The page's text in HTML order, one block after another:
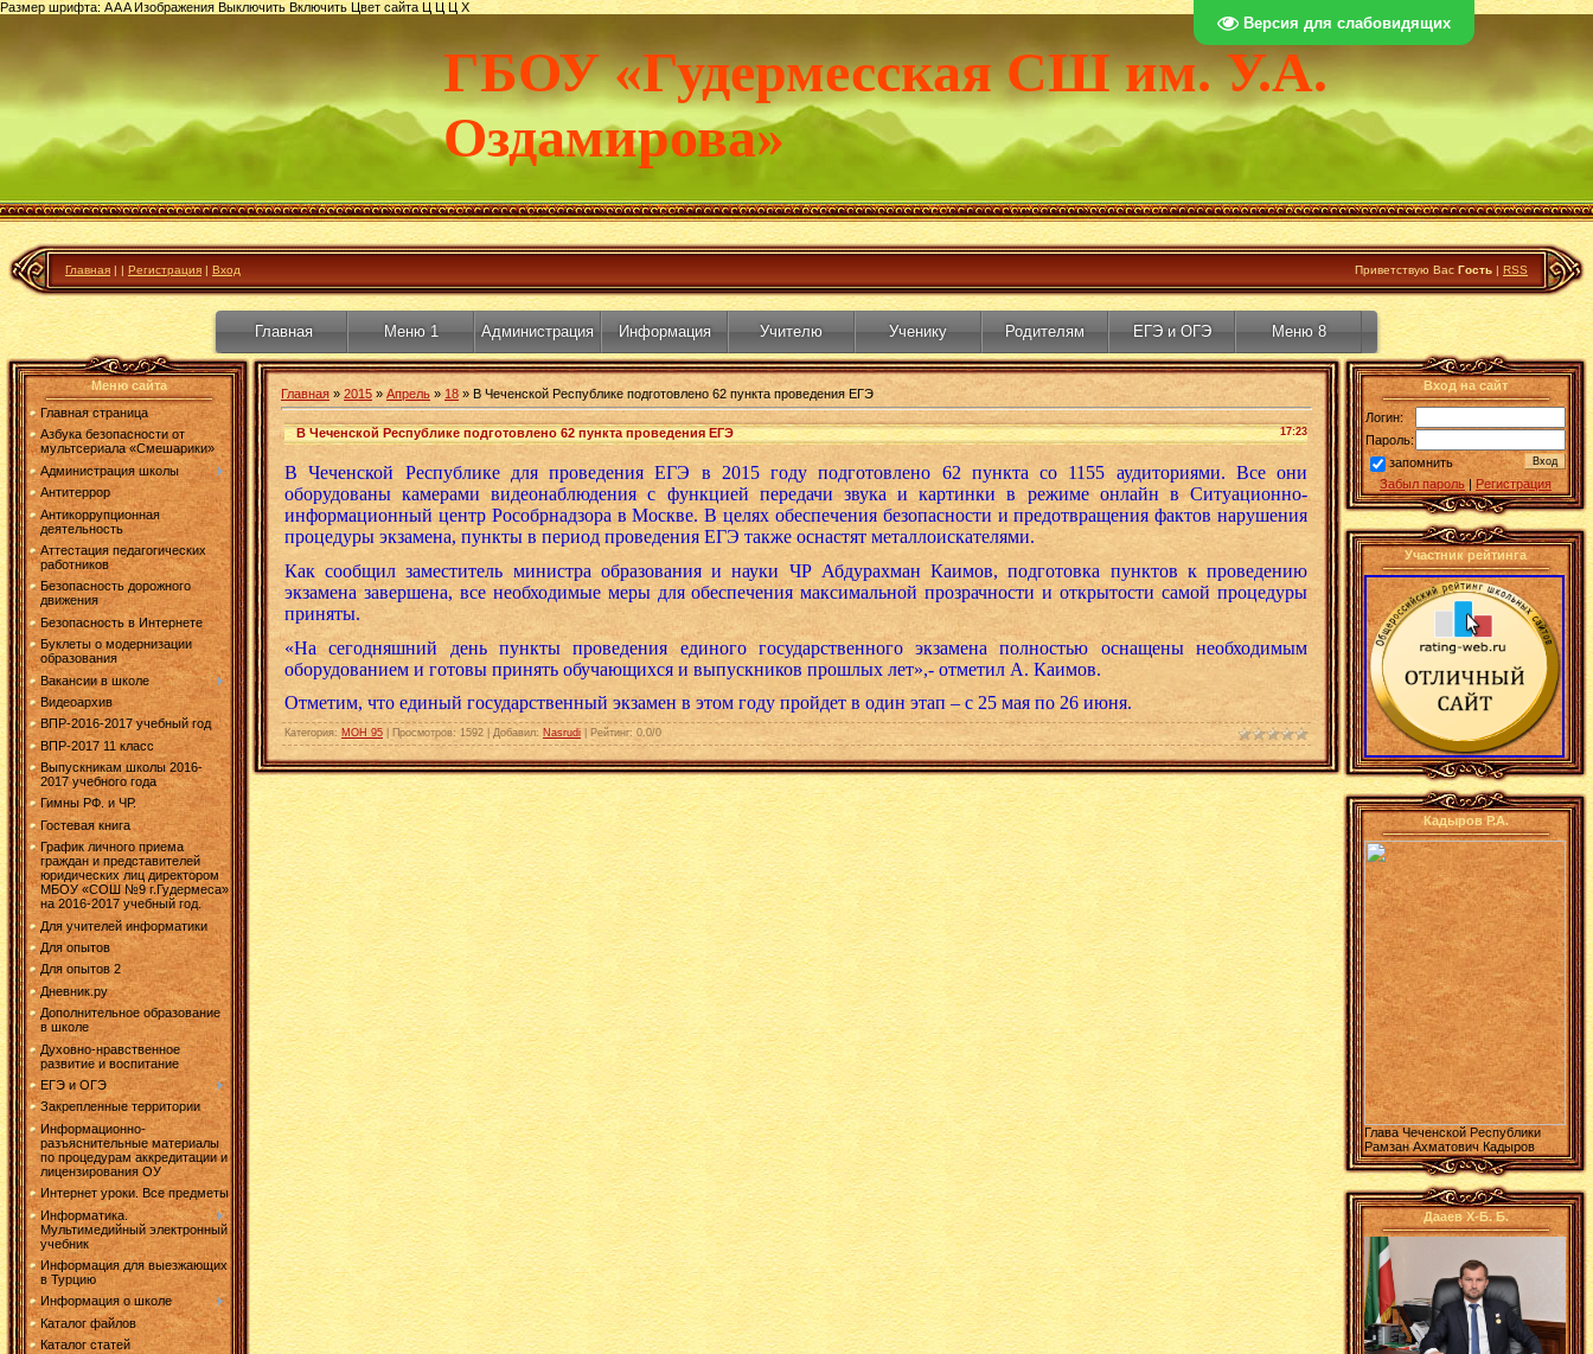
Версия для слабовидящих
Размер шрифта:AAAИзображения Выключить ВключитьЦвет сайта Ц Ц Ц Х
ГБОУ «Гудермесская СШ им. У.А.
Оздамирова»
Главная | | Регистрация | Вход Приветствую Вас Гость | RSS
Главная Меню 1 Администрация Информация Учителю Ученику Родителям ЕГЭ и ОГЭ Меню 8
Меню сайта
Главная страница
Азбука безопасности от
мультсериала «Смешарики»
Администрация школы
Антитеррор
Антикоррупционная
деятельность
Аттестация педагогических
работников
Безопасность дорожного
движения
Безопасность в Интернете
Буклеты о модернизации
образования
Вакансии в школе
Видеоархив
ВПР-2016-2017 учебный год
ВПР-2017 11 класс
Выпускникам школы 2016-
2017 учебного года
Гимны РФ. и ЧР.
Гостевая книга
График личного приема
граждан и представителей
юридических лиц директором
МБОУ «СОШ №9 г.Гудермеса»
на 2016-2017 учебный год.
Для учителей информатики
Для опытов
Для опытов 2
Дневник.ру
Дополнительное образование
в школе
Духовно-нравственное
развитие и воспитание
ЕГЭ и ОГЭ
Закрепленные территории
Информационно-
разъяснительные материалы
по процедурам аккредитации и
лицензирования ОУ
Интернет уроки. Все предметы
Информатика.
Мультимедийный электронный
учебник
Информация для выезжающих
в Турцию
Информация о школе
Каталог файлов
Каталог статей
Главная » 2015 » Апрель » 18 » В Чеченской Республике подготовлено 62 пункта проведения ЕГЭ
17:23
В Чеченской Республике подготовлено 62 пункта проведения ЕГЭ
В Чеченской Республике для проведения ЕГЭ в 2015 году подготовлено 62 пункта со 1155 аудиториями. Все они
оборудованы камерами видеонаблюдения с функцией передачи звука и картинки в режиме онлайн в Ситуационно-
информационный центр Рособрнадзора в Москве. В целях обеспечения безопасности и предотвращения фактов нарушения
процедуры экзамена, пункты в период проведения ЕГЭ также оснастят металлоискателями.
Как сообщил заместитель министра образования и науки ЧР Абдурахман Каимов, подготовка пунктов к проведению
экзамена завершена, все необходимые меры для обеспечения максимальной прозрачности и открытости самой процедуры
приняты.
«На сегодняшний день пункты проведения единого государственного экзамена полностью оснащены необходимым
оборудованием и готовы принять обучающихся и выпускников прошлых лет»,- отметил А. Каимов.
Отметим, что единый государственный экзамен в этом году пройдет в один этап – с 25 мая по 26 июня.
Категория: МОН 95 Просмотров: 1592 Добавил: Nasrudi Рейтинг: 0.0/0
Вход на сайт
Логин:
Пароль:
запомнить
Забыл пароль | Регистрация
Участник рейтинга
Кадыров Р.А.
Глава Чеченской Республики
Рамзан Ахматович Кадыров
Дааев Х-Б. Б.